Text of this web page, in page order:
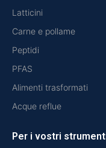
Latticini
Carne e pollame
Peptidi
PFAS
Alimenti trasformati
Acque reflue
Per i vostri